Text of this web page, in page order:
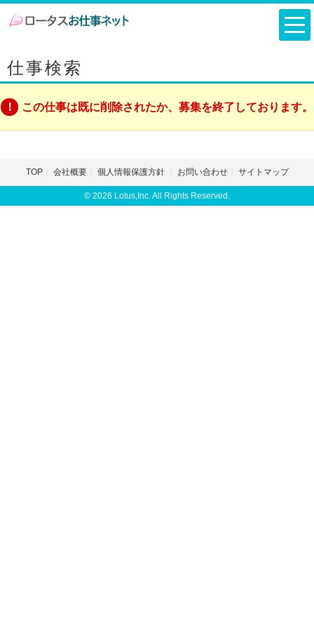
仕事検索
この仕事は既に削除されたか、募集を終了しております。
TOP 会社概要 個人情報保護方針 お問い合わせ サイトマップ
© 2026 Lotus,Inc. All Rights Reserved.